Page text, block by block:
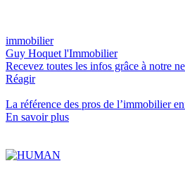
immobilier
Guy Hoquet l'Immobilier
Recevez toutes les infos grâce à notre
Réagir
La référence des pros de l’immobilier
En savoir plus